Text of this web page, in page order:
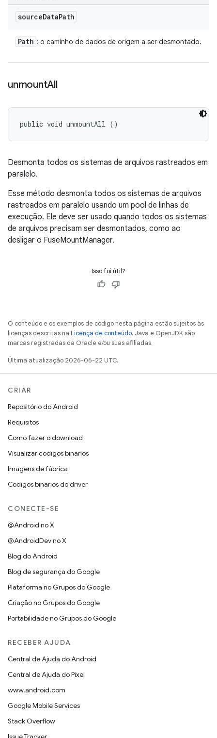
sourceDataPath
Path : o caminho de dados de origem a ser desmontado.
unmountAll
public void unmountAll ()
Desmonta todos os sistemas de arquivos rastreados em
paralelo.
Esse método desmonta todos os sistemas de arquivos
rastreados em paralelo usando um pool de linhas de
execução. Ele deve ser usado quando todos os sistemas
de arquivos precisam ser desmontados, como ao
desligar o FuseMountManager.
Isso foi útil?
O conteúdo e os exemplos de código nesta página estão sujeitos às
licenças descritas na Licença de conteúdo. Java e OpenJDK são
marcas registradas da Oracle e/ou suas afiliadas.
Última atualização 2026-06-22 UTC.
CRIAR
Repositório do Android
Requisitos
Como fazer o download
Visualizar códigos binários
Imagens de fábrica
Códigos binários do driver
CONECTE-SE
@Android no X
@AndroidDev no X
Blog do Android
Blog de segurança do Google
Plataforma no Grupos do Google
Criação no Grupos do Google
Portabilidade no Grupos do Google
RECEBER AJUDA
Central de Ajuda do Android
Central de Ajuda do Pixel
www.android.com
Google Mobile Services
Stack Overflow